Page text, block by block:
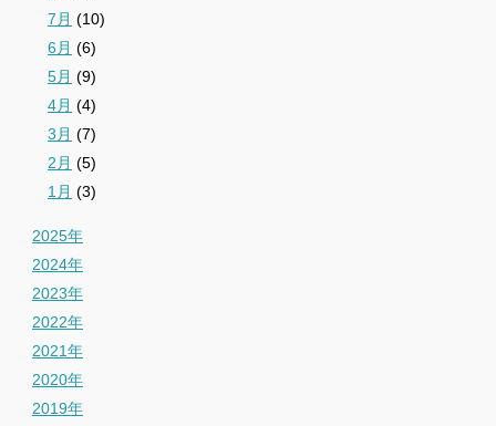
7月 (10)
6月 (6)
5月 (9)
4月 (4)
3月 (7)
2月 (5)
1月 (3)
2025年
2024年
2023年
2022年
2021年
2020年
2019年